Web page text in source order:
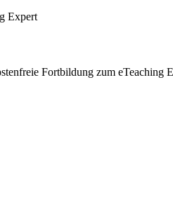
Fortbildung zum eTeaching